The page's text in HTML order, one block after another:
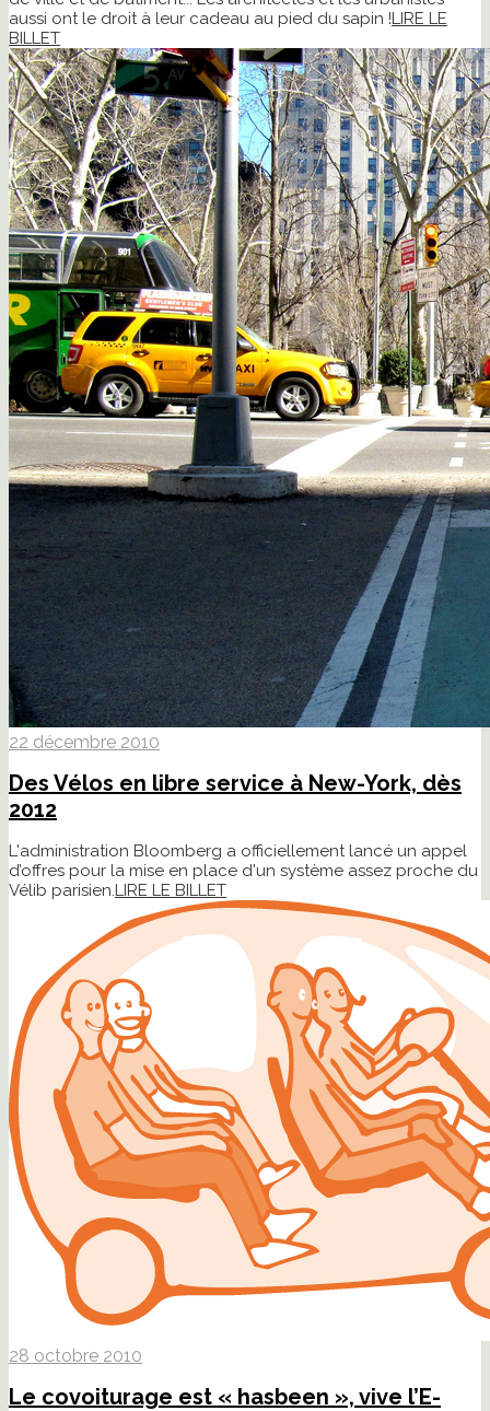
aussi ont le droit à leur cadeau au pied du sapin !LIRE LE
BILLET
22 décembre 2010
Des Vélos en libre service à New-York, dès
2012
L'administration Bloomberg a officiellement lancé un appel
d’offres pour la mise en place d'un système assez proche du
Vélib parisien.LIRE LE BILLET
28 octobre 2010
Le covoiturage est « hasbeen », vive l’E-